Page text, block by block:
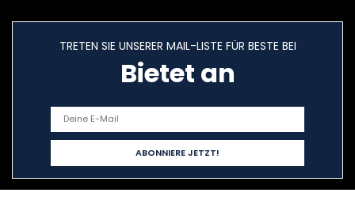
TRETEN SIE UNSERER MAIL-LISTE FÜR BESTE BEI
Bietet an